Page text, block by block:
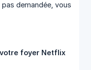
demandée, vous
foyer Netflix